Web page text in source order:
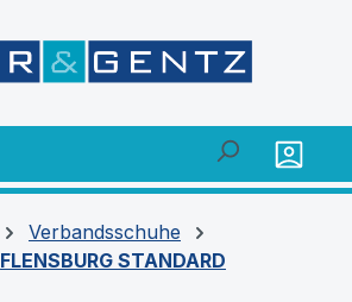
Verbandsschuhe
FLENSBURG STANDARD